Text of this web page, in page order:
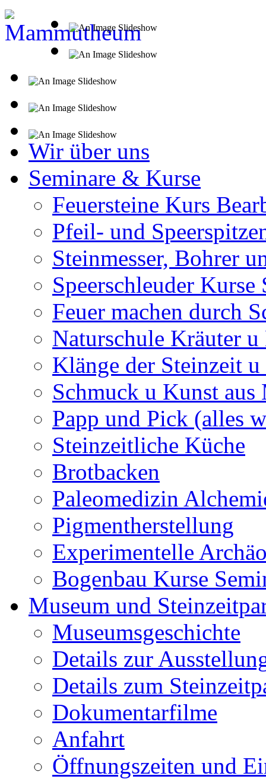
Wir über uns
Seminare & Kurse
Feuersteine Kurs
Pfeil- und
Steinmesser, Bohrer
Speerschleuder Kurse
Feuer machen durch
Naturschule Kräuter
Klänge der Steinzeit u
Schmuck u Kunst
Papp und Pick (alles
Steinzeitliche Küche
Brotbacken
Paleomedizin
Pigmentherstellung
Experimentelle
Bogenbau Kurse
Museum und
Museumsgeschichte
Details zur
Details zum
Dokumentarfilme
Anfahrt
Öffnungszeiten und